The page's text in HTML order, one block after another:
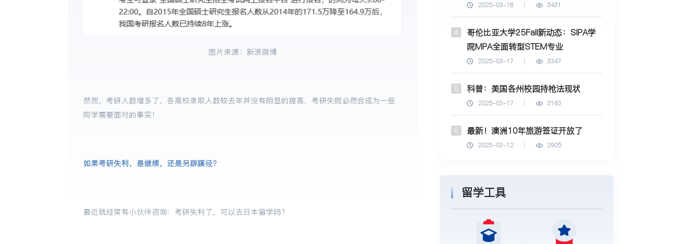
图片来源：新浪微博
然而，考研人数增多了，各高校录取人数较去年并没有明显的提高，考研失败必然会成为一些
同学需要面对的事实！
如果考研失利，是继续，还是另辟蹊径？
最近就经常有小伙伴咨询：考研失利了，可以去日本留学吗？
2025-03-18 3431
4
哥伦比亚大学25Fall新动态：SIPA学
院MPA全面转型STEM专业
2025-03-17 3347
5 科普：美国各州校园持枪法现状
2025-03-17 3163
6 最新！澳洲10年旅游签证开放了
2025-03-12 2905
留学工具